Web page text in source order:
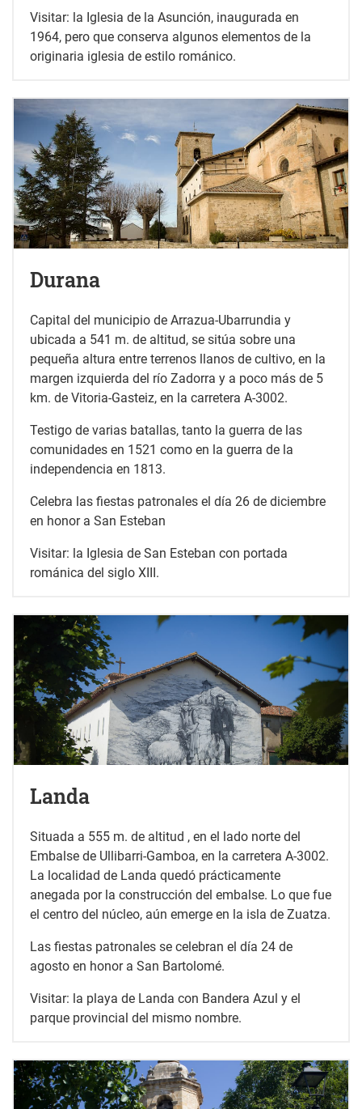
Visitar: la Iglesia de la Asunción, inaugurada en
1964, pero que conserva algunos elementos de la
originaria iglesia de estilo románico.
Durana
Capital del municipio de Arrazua-Ubarrundia y
ubicada a 541 m. de altitud, se sitúa sobre una
pequeña altura entre terrenos llanos de cultivo, en la
margen izquierda del río Zadorra y a poco más de 5
km. de Vitoria-Gasteiz, en la carretera A-3002.
Testigo de varias batallas, tanto la guerra de las
comunidades en 1521 como en la guerra de la
independencia en 1813.
Celebra las fiestas patronales el día 26 de diciembre
en honor a San Esteban
Visitar: la Iglesia de San Esteban con portada
románica del siglo XIII.
Landa
Situada a 555 m. de altitud , en el lado norte del
Embalse de Ullibarri-Gamboa, en la carretera A-3002.
La localidad de Landa quedó prácticamente
anegada por la construcción del embalse. Lo que fue
el centro del núcleo, aún emerge en la isla de Zuatza.
Las fiestas patronales se celebran el día 24 de
agosto en honor a San Bartolomé.
Visitar: la playa de Landa con Bandera Azul y el
parque provincial del mismo nombre.